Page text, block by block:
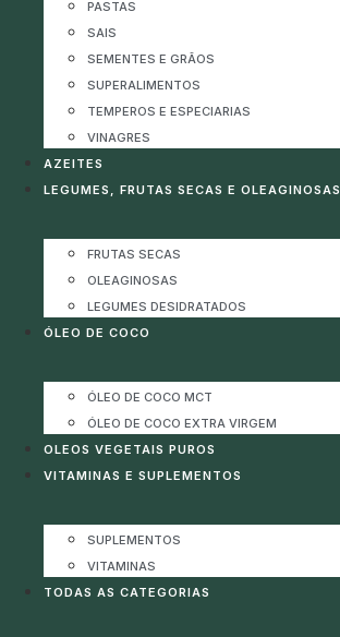
PASTAS
SAIS
SEMENTES E GRÃOS
SUPERALIMENTOS
TEMPEROS E ESPECIARIAS
VINAGRES
AZEITES
LEGUMES, FRUTAS SECAS E OLEAGINOSAS
FRUTAS SECAS
OLEAGINOSAS
LEGUMES DESIDRATADOS
ÓLEO DE COCO
ÓLEO DE COCO MCT
ÓLEO DE COCO EXTRA VIRGEM
OLEOS VEGETAIS PUROS
VITAMINAS E SUPLEMENTOS
SUPLEMENTOS
VITAMINAS
TODAS AS CATEGORIAS